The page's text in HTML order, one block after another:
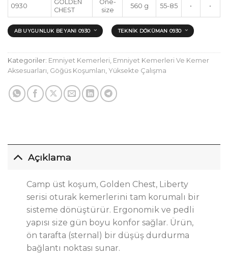
0930
GOLDEN
CHEST
One-
size
560 g 55-85 • •
AB UYGUNLUK BEYANI 0930 TEKNIK DÖKÜMAN 0930
Kategoriler: Emniyet Kemerleri, Emniyet Kemerleri Ve Kemer
Aksesuarları, Göğüs Koşumları, Yüksekte Çalışma
Açıklama
Camp üst koşum, Golden Chest, Liberty
serisi oturak kemerlerini tam korumalı bir
sisteme dönüştürür. Ergonomik ve pedli
yapısı size gün boyu konfor sağlar. Ürün,
ön tarafta (sternal) bir düşüş durdurma
bağlantı noktası sunar.